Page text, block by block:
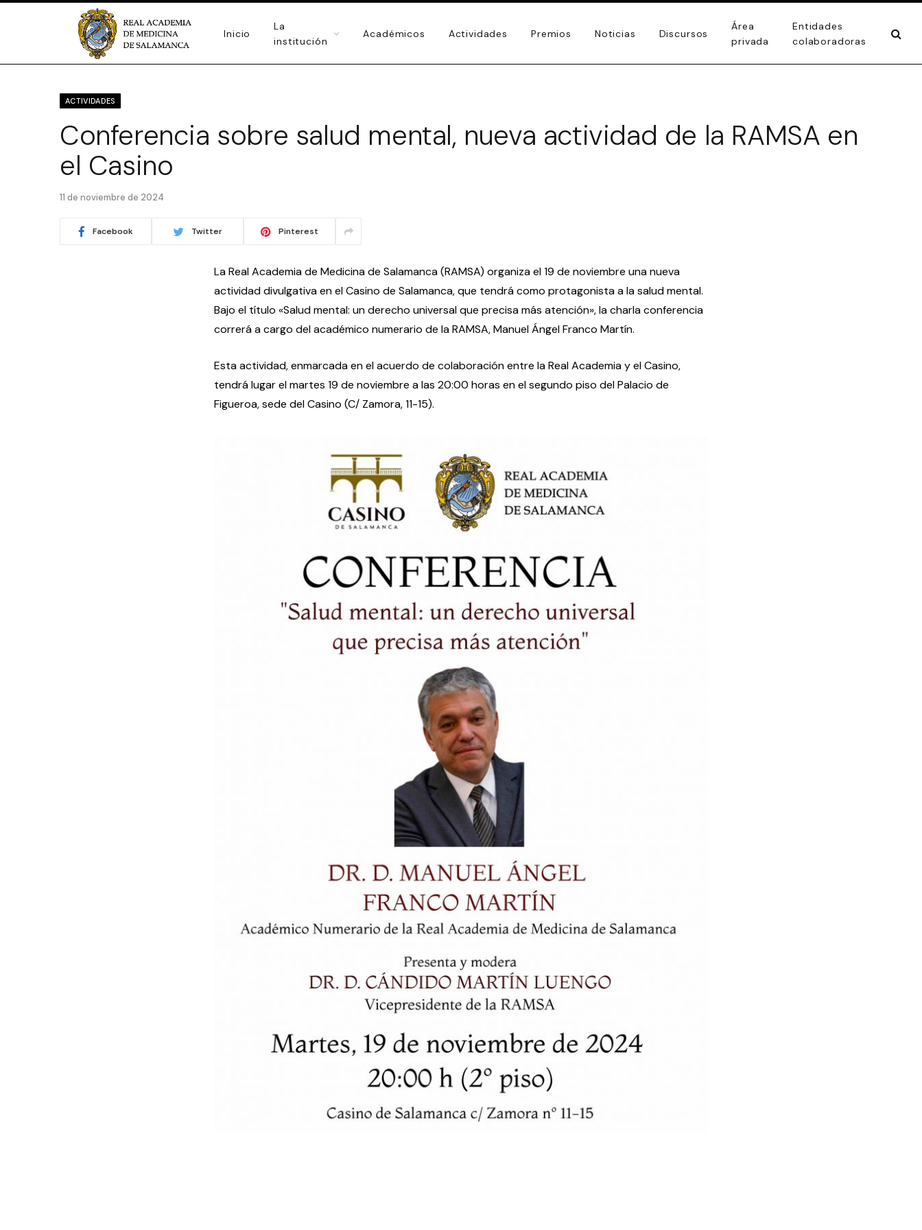
Inicio
La
institución
Académicos Actividades Premios Noticias Discursos
Área
privada
Entidades
colaboradoras
ACTIVIDADES
Conferencia sobre salud mental, nueva actividad de la RAMSA en
el Casino
11 de noviembre de 2024
Facebook Twitter Pinterest
La Real Academia de Medicina de Salamanca (RAMSA) organiza el 19 de noviembre una nueva
actividad divulgativa en el Casino de Salamanca, que tendrá como protagonista a la salud mental.
Bajo el título «Salud mental: un derecho universal que precisa más atención», la charla conferencia
correrá a cargo del académico numerario de la RAMSA, Manuel Ángel Franco Martín.
Esta actividad, enmarcada en el acuerdo de colaboración entre la Real Academia y el Casino,
tendrá lugar el martes 19 de noviembre a las 20:00 horas en el segundo piso del Palacio de
Figueroa, sede del Casino (C/ Zamora, 11-15).